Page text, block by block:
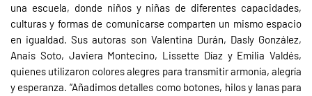
una escuela, donde niños y niñas de diferentes capacidades,
culturas y formas de comunicarse comparten un mismo espacio
en igualdad. Sus autoras son Valentina Durán, Dasly González,
Anais Soto, Javiera Montecino, Lissette Díaz y Emilia Valdés,
quienes utilizaron colores alegres para transmitir armonía, alegría
y esperanza. “Añadimos detalles como botones, hilos y lanas para